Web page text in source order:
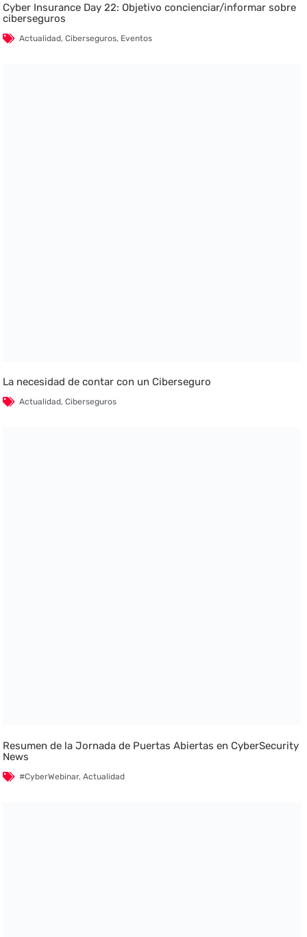
Cyber Insurance Day 22: Objetivo concienciar/informar sobre
ciberseguros
Actualidad,Ciberseguros, Eventos
La necesidad de contar con un Ciberseguro
Actualidad,Ciberseguros
Resumen de la Jornada de Puertas Abiertas en CyberSecurity
News
#CyberWebinar,Actualidad